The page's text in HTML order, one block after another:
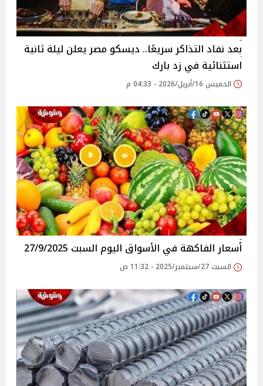
بعد نفاد التذاكر سريعًا.. ديسكو مصر يعلن ليلة ثانية
استثنائية في زد بارك
الخميس 16/أبريل/2026 - 04:33 م
أسعار الفاكهة في الأسواق‎‎ اليوم السبت 27/9/2025
السبت 27/سبتمبر/2025 - 11:32 ص